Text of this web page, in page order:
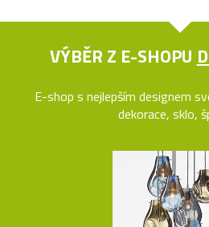
VÝBĚR Z E-SHOPU
E-shop s nejlepším designem
dekorace, sklo,